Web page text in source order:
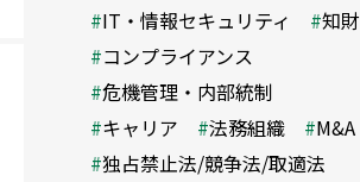
IT・情報セキュリティ
知財
コンプライアンス
危機管理・内部統制
キャリア
法務組織
M&A
独占禁止法/競争法/取適法